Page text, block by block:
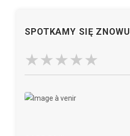
SPOTKAMY SIĘ ZNOWU